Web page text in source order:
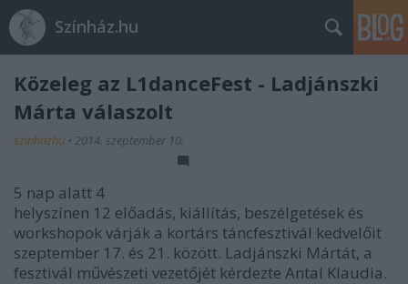
Színház.hu
Közeleg az L1danceFest - Ladjánszki
Márta válaszolt
szinhazhu • 2014. szeptember 10.
5 nap alatt 4
helyszínen 12 előadás, kiállítás, beszélgetések és
workshopok várják a kortárs táncfesztivál kedvelőit
szeptember 17. és 21. között. Ladjánszki Mártát, a
fesztivál művészeti vezetőjét kérdezte Antal Klaudia.